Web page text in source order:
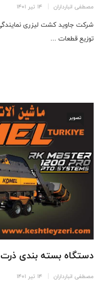
مصطفی انبارداران 14 تیر 1401
توزیع قطعات ...
تصویر
دستگاه بسته بندی ذرت 1200 کیلویی KOMEL
مصطفی انبارداران 14 تیر 1401